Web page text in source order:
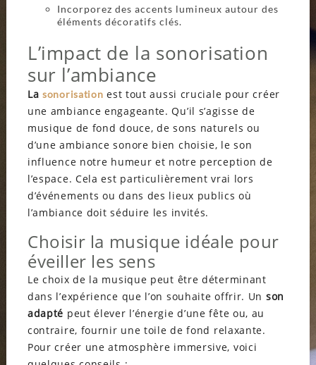
Incorporez des accents lumineux autour des
éléments décoratifs clés.
L’impact de la sonorisation
sur l’ambiance
Lasonorisation est tout aussi cruciale pour créer
une ambiance engageante. Qu’il s’agisse de
musique de fond douce, de sons naturels ou
d’une ambiance sonore bien choisie, le son
influence notre humeur et notre perception de
l’espace. Cela est particulièrement vrai lors
d’événements ou dans des lieux publics où
l’ambiance doit séduire les invités.
Choisir la musique idéale pour
éveiller les sens
Le choix de la musique peut être déterminant
dans l’expérience que l’on souhaite offrir. Un son
adapté peut élever l’énergie d’une fête ou, au
contraire, fournir une toile de fond relaxante.
Pour créer une atmosphère immersive, voici